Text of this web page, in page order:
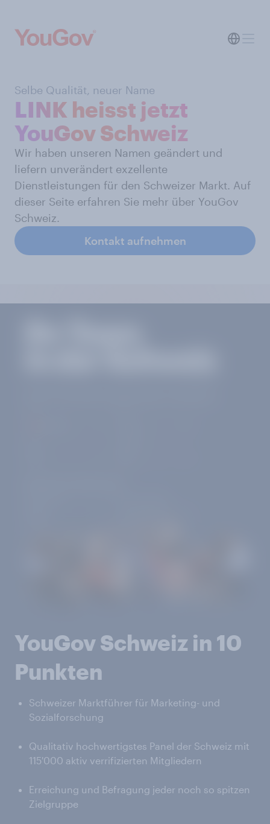
Selbe Qualität, neuer Name
LINK heisst jetzt
YouGov Schweiz
Wir haben unseren Namen geändert und
liefern unverändert exzellente
Dienstleistungen für den Schweizer Markt. Auf
dieser Seite erfahren Sie mehr über YouGov
Schweiz.
Kontakt aufnehmen
YouGov Schweiz in 10
Punkten
Schweizer Marktführer für Marketing- und
Sozialforschung
Qualitativ hochwertigstes Panel der Schweiz mit
115'000 aktiv verrifizierten Mitgliedern
Erreichung und Befragung jeder noch so spitzen
Zielgruppe